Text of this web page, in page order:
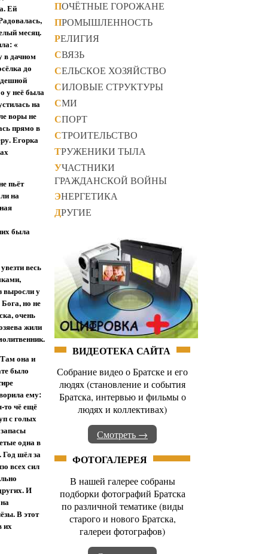
Ей
месяц.
«
в дачном
до
у неё была
на
воры не
прямо в
Егорка
пьёт
на
была
весь
выросли у
но не
очень
жили
она и
было
ему:
то чё ещё
с голых
одна в
Год шёл за
всех сил
И
В этот
их
ПОЧЁТНЫЕ ГОРОЖАНЕ
ПРОМЫШЛЕННОСТЬ
РЕЛИГИЯ
СВЯЗЬ
СЕЛЬСКОЕ ХОЗЯЙСТВО
СИЛОВЫЕ СТРУКТУРЫ
СМИ
СПОРТ
СТРОИТЕЛЬСТВО
ТРУЖЕНИКИ ТЫЛА
УЧАСТНИКИ
ГРАЖДАНСКОЙ ВОЙНЫ
ЭНЕРГЕТИКА
ДРУГИЕ
ВИДЕОТЕКА САЙТА
Собрание видео о Братске и его
людях (становление и события
Братска, интервью и фильмы о
людях и коллективах)
Смотреть →
ФОТОГАЛЕРЕЯ
В нашей галерее собраны
подборки фотографий Братска
по различной тематике (виды
старого и нового Братска,
галереи фотографов)